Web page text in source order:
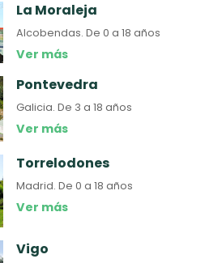
La Moraleja
Alcobendas.De 0 a 18 años
Ver más
Pontevedra
Galicia.De 3 a 18 años
Ver más
Torrelodones
Madrid.De 0 a 18 años
Ver más
Vigo